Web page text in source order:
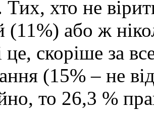
хто не
(11%) або ж
це, скоріше за
(15% – не
то 26,3 %